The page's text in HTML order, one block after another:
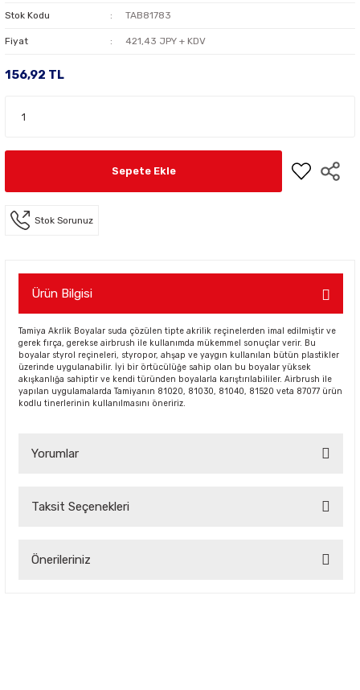
Stok Kodu TAB81783
Fiyat 421,43 JPY + KDV
156,92 TL
Sepete Ekle
Stok Sorunuz
Ürün Bilgisi
Tamiya Akrlik Boyalar suda çözülen tipte akrilik reçinelerden imal edilmiştir ve
gerek fırça, gerekse airbrush ile kullanımda mükemmel sonuçlar verir. Bu
boyalar styrol reçineleri, styropor, ahşap ve yaygın kullanılan bütün plastikler
üzerinde uygulanabilir. İyi bir örtücülüğe sahip olan bu boyalar yüksek
akışkanlığa sahiptir ve kendi türünden boyalarla karıştırılabililer. Airbrush ile
yapılan uygulamalarda Tamiyanın 81020, 81030, 81040, 81520 veta 87077 ürün
kodlu tinerlerinin kullanılmasını öneririz.
Yorumlar
Taksit Seçenekleri
Önerileriniz